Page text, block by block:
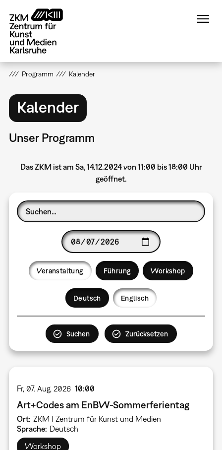
zum
Inhalt
Programm Kalender
Kalender
Unser Programm
Das ZKM ist am Sa, 14.12.2024 von 11:00 bis 18:00 Uhr
geöffnet.
Veranstaltung Führung Workshop
Deutsch Englisch
Fr, 07. Aug. 2026 10:00
Art+Codes am EnBW-Sommerferientag
Ort ZKM | Zentrum für Kunst und Medien
Sprache Deutsch
Workshop